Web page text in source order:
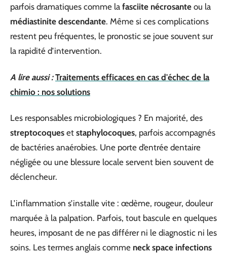
parfois dramatiques comme la fasciite nécrosante ou la
médiastinite descendante. Même si ces complications
restent peu fréquentes, le pronostic se joue souvent sur
la rapidité d’intervention.
A lire aussi : Traitements efficaces en cas d'échec de la
chimio : nos solutions
Les responsables microbiologiques ? En majorité, des
streptocoques et staphylocoques, parfois accompagnés
de bactéries anaérobies. Une porte d’entrée dentaire
négligée ou une blessure locale servent bien souvent de
déclencheur.
L’inflammation s’installe vite : œdème, rougeur, douleur
marquée à la palpation. Parfois, tout bascule en quelques
heures, imposant de ne pas différer ni le diagnostic ni les
soins. Les termes anglais comme neck space infections